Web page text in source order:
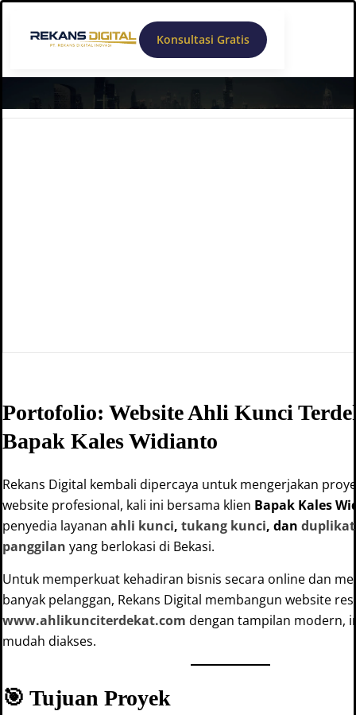
Konsultasi Gratis
Portofolio: Website Ahli Kunci
Bapak Kales Widianto
Rekans Digital kembali dipercaya untuk mengerjakan
website profesional, kali ini bersama klien Bapak Kales
penyedia layanan ahli kunci, tukang kunci, dan
panggilan yang berlokasi di Bekasi.
Untuk memperkuat kehadiran bisnis secara online dan
banyak pelanggan, Rekans Digital membangun website
www.ahlikunciterdekat.com dengan tampilan modern,
mudah diakses.
🎯 Tujuan Proyek